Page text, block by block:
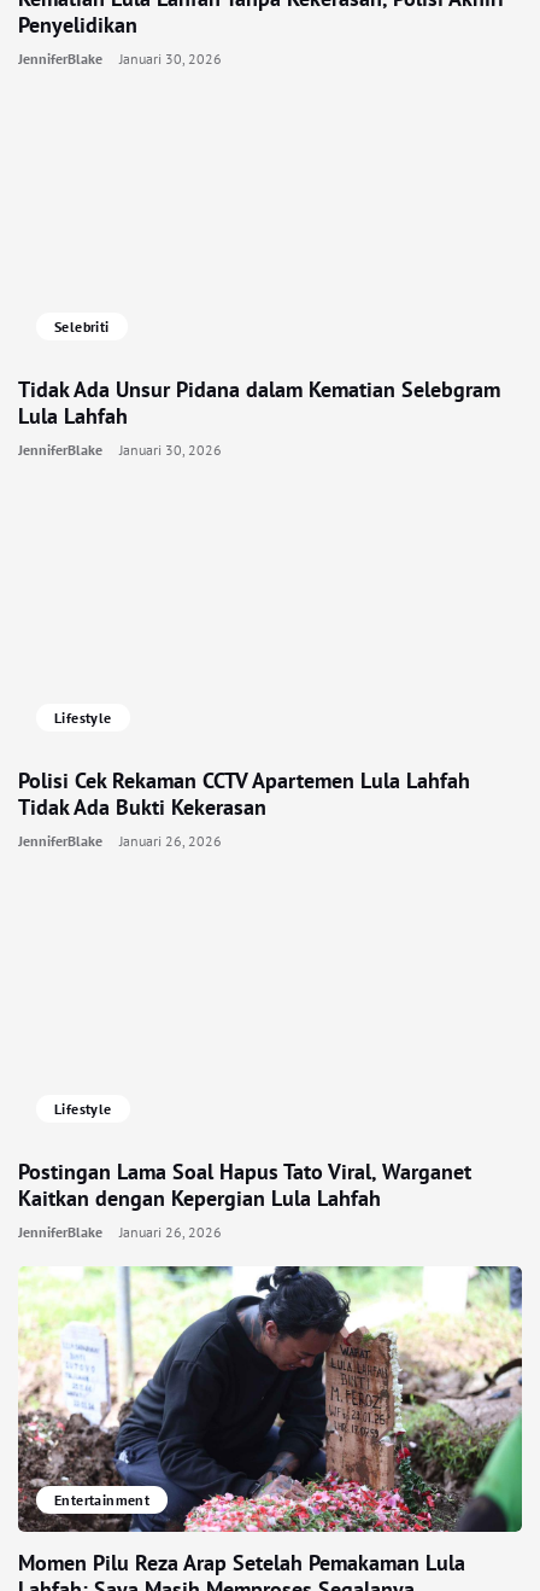
Penyelidikan
JenniferBlake Januari 30, 2026
Selebriti
Tidak Ada Unsur Pidana dalam Kematian Selebgram
Lula Lahfah
JenniferBlake Januari 30, 2026
Lifestyle
Polisi Cek Rekaman CCTV Apartemen Lula Lahfah
Tidak Ada Bukti Kekerasan
JenniferBlake Januari 26, 2026
Lifestyle
Postingan Lama Soal Hapus Tato Viral, Warganet
Kaitkan dengan Kepergian Lula Lahfah
JenniferBlake Januari 26, 2026
Entertainment
Momen Pilu Reza Arap Setelah Pemakaman Lula